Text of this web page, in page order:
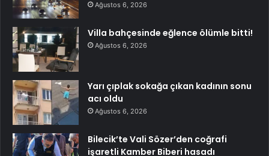
Ağustos 6, 2026
Villa bahçesinde eğlence ölümle bitti!
Ağustos 6, 2026
Yarı çıplak sokağa çıkan kadının sonu
acı oldu
Ağustos 6, 2026
Bilecik’te Vali Sözer’den coğrafi
işaretli Kamber Biberi hasadı